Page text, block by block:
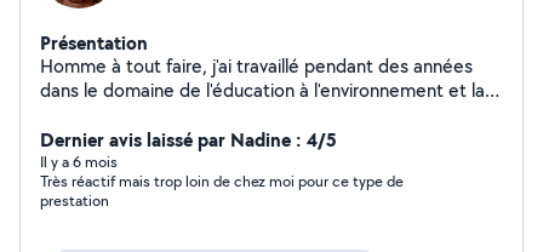
Présentation
Homme à tout faire, j'ai travaillé pendant des années
dans le domaine de l'éducation à l'environnement et la
Dernier avis laissé par Nadine : 4/5
Il y a 6 mois
Très réactif mais trop loin de chez moi pour ce type de
prestation